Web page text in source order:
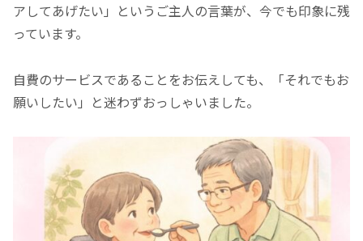
アしてあげたい」というご主人の言葉が、今でも印象に残
っています。
自費のサービスであることをお伝えしても、「それでもお
願いしたい」と迷わずおっしゃいました。